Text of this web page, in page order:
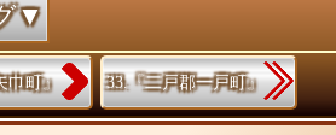
▼
巾町』 33.『二戸郡一戸町』